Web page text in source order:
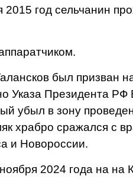
год сельчанин
был призван
Указа Президента
убыл в зону
храбро сражался с
и Новороссии.
2024 года на на